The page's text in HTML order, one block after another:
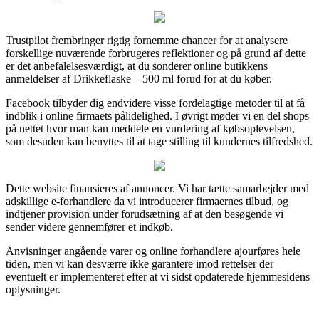
Trustpilot frembringer rigtig fornemme chancer for at analysere
forskellige nuværende forbrugeres reflektioner og på grund af dette
er det anbefalelsesværdigt, at du sonderer online butikkens
anmeldelser af Drikkeflaske – 500 ml forud for at du køber.
Facebook tilbyder dig endvidere visse fordelagtige metoder til at få
indblik i online firmaets pålidelighed. I øvrigt møder vi en del shops
på nettet hvor man kan meddele en vurdering af købsoplevelsen,
som desuden kan benyttes til at tage stilling til kundernes tilfredshed.
Dette website finansieres af annoncer. Vi har tætte samarbejder med
adskillige e-forhandlere da vi introducerer firmaernes tilbud, og
indtjener provision under forudsætning af at den besøgende vi
sender videre gennemfører et indkøb.
Anvisninger angående varer og online forhandlere ajourføres hele
tiden, men vi kan desværre ikke garantere imod rettelser der
eventuelt er implementeret efter at vi sidst opdaterede hjemmesidens
oplysninger.